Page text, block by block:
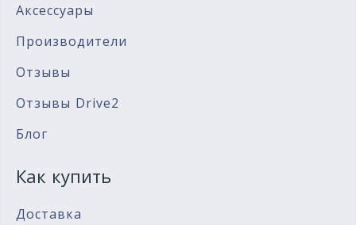
Аксессуары
Производители
Отзывы
Отзывы Drive2
Блог
Как купить
Доставка